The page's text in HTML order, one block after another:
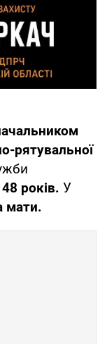
рятувальної
48 років. У
мати.